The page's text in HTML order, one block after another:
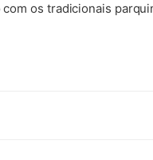
os tradicionais